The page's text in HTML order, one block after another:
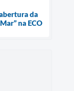
da
na ECO